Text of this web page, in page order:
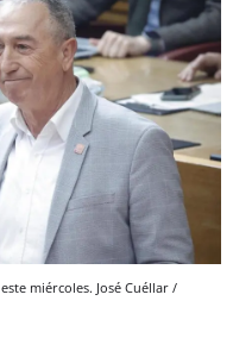
miércoles. José Cuéllar /